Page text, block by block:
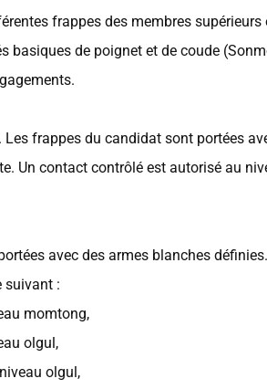
frappes des membres
basiques de poignet et de coude
frappes du candidat sont portées
Un contact contrôlé est autorisé au
avec des armes blanches
suivant :
momtong,
olgul,
olgul,